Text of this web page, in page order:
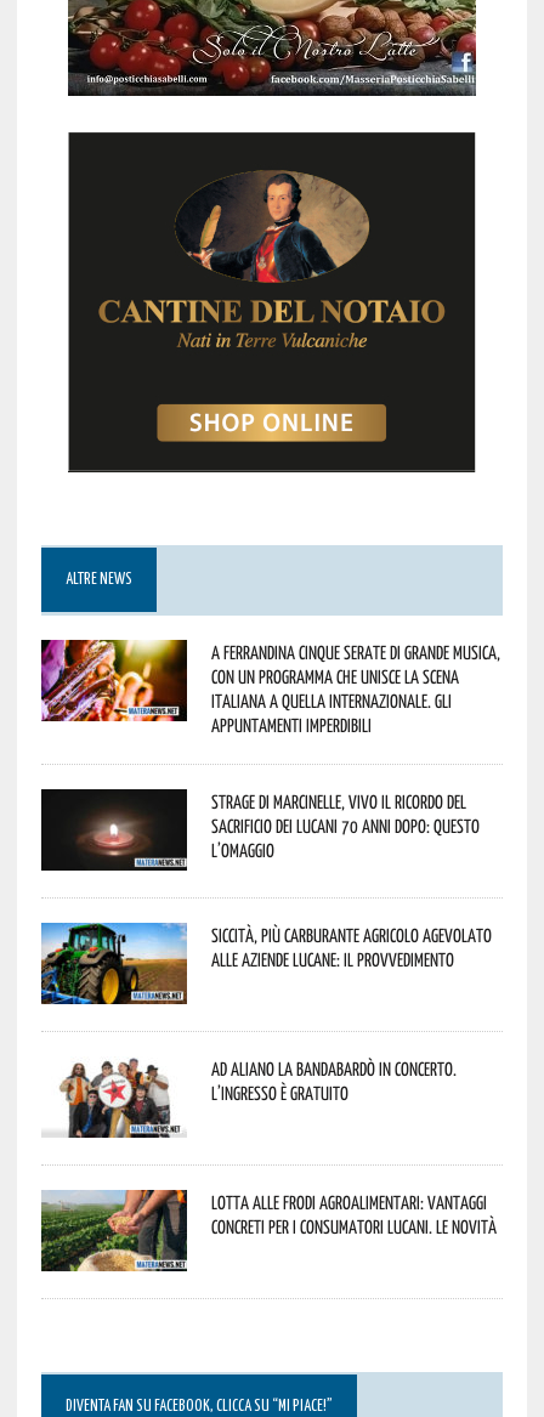
ALTRE NEWS
A Ferrandina cinque serate di grande musica,
con un programma che unisce la scena
italiana a quella internazionale. Gli
appuntamenti imperdibili
Strage di Marcinelle, vivo il ricordo del
sacrificio dei lucani 70 anni dopo: questo
l’omaggio
Siccità, più carburante agricolo agevolato
alle aziende lucane: il provvedimento
Ad Aliano la Bandabardò in concerto.
L’ingresso è gratuito
Lotta alle frodi agroalimentari: vantaggi
concreti per i consumatori lucani. Le novità
DIVENTA FAN SU FACEBOOK, CLICCA SU “MI PIACE!”